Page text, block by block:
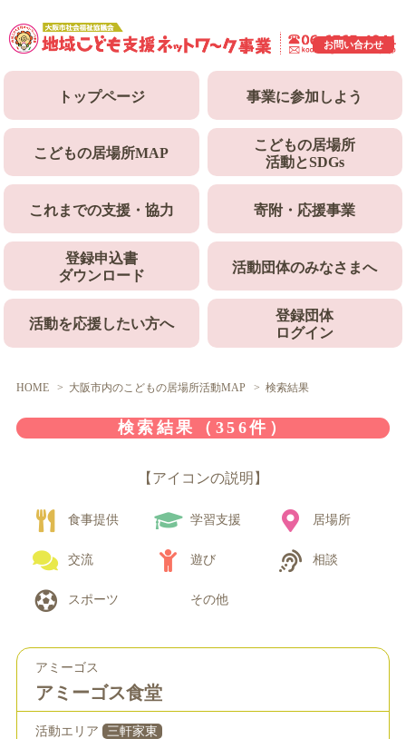
お問い合わせ
トップページ 事業に参加しよう
こどもの居場所MAP
こどもの居場所
活動とSDGs
これまでの支援・協力 寄附・ 応援事業
登録申込書
ダウンロード
活動団体のみなさまへ
活動を応援したい方へ
登録団体
ログイン
HOME 大阪市内のこどもの居場所活動MAP 検索結果
検索結果（356件）
【アイコンの説明】
食事提供 学習支援 居場所
交流 遊び 相談
スポーツ その他
アミーゴス
アミーゴス食堂
活動エリア 三軒家東